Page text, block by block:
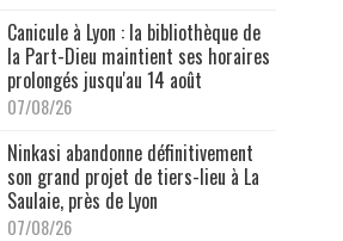
Canicule à Lyon : la bibliothèque de
la Part-Dieu maintient ses horaires
prolongés jusqu'au 14 août
07/08/26
Ninkasi abandonne définitivement
son grand projet de tiers-lieu à La
Saulaie, près de Lyon
07/08/26